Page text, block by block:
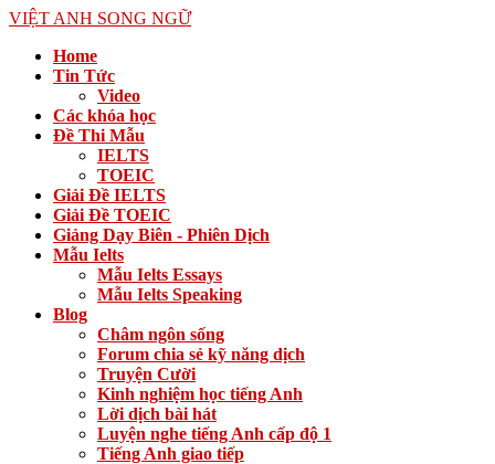
VIỆT ANH SONG NGỮ
Home
Tin Tức
Video
Các khóa học
Đề Thi Mẫu
IELTS
TOEIC
Giải Đề IELTS
Giải Đề TOEIC
Giảng Dạy Biên - Phiên Dịch
Mẫu Ielts
Mẫu Ielts Essays
Mẫu Ielts Speaking
Blog
Châm ngôn sống
Forum chia sẻ kỹ năng dịch
Truyện Cười
Kinh nghiệm học tiếng Anh
Lời dịch bài hát
Luyện nghe tiếng Anh cấp độ 1
Tiếng Anh giao tiếp